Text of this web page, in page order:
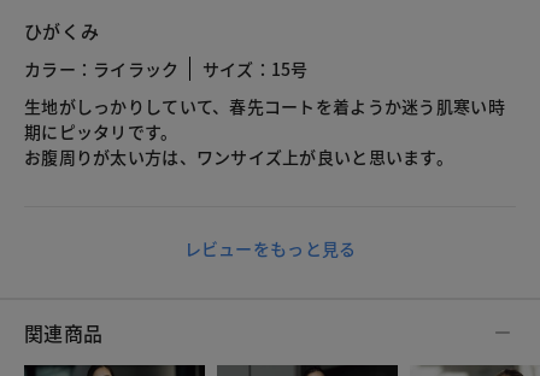
ひがくみ
カラー：ライラック
サイズ：15号
生地がしっかりしていて、春先コートを着ようか迷う肌寒い時
期にピッタリです。
お腹周りが太い方は、ワンサイズ上が良いと思います。
レビューをもっと見る
関連商品